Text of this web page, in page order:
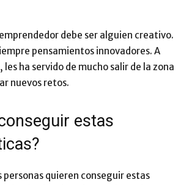
debe ser alguien creativo.
pensamientos innovadores. A
les ha servido de mucho salir de la zona
nuevos retos.
estas
personas quieren conseguir estas